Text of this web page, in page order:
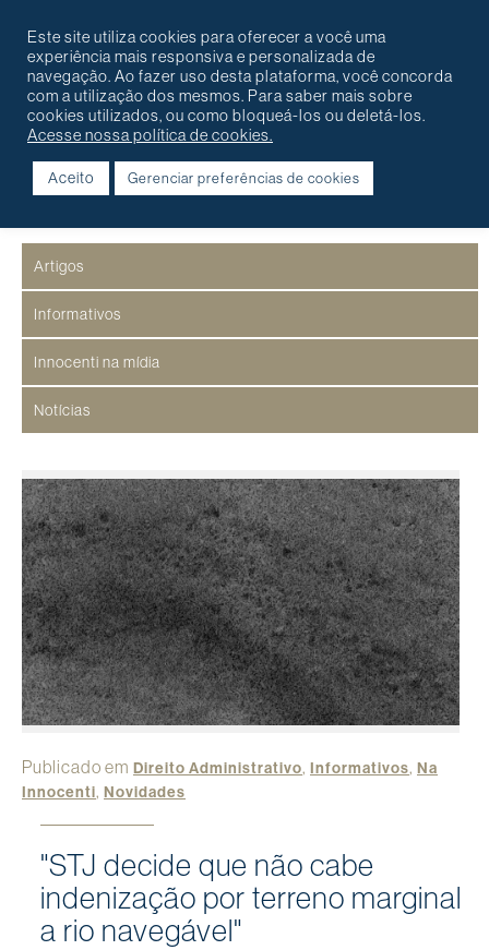
Na Innocenti
Artigos
Informativos
Innocenti na mídia
Notícias
Publicado em Direito Administrativo, Informativos, Na
Innocenti, Novidades
"STJ decide que não cabe
indenização por terreno marginal
a rio navegável"
Este site utiliza cookies para oferecer a você uma
experiência mais responsiva e personalizada de
navegação. Ao fazer uso desta plataforma, você concorda
com a utilização dos mesmos. Para saber mais sobre
cookies utilizados, ou como bloqueá-los ou deletá-los.
Acesse nossa política de cookies.
Aceito Gerenciar preferências de cookies